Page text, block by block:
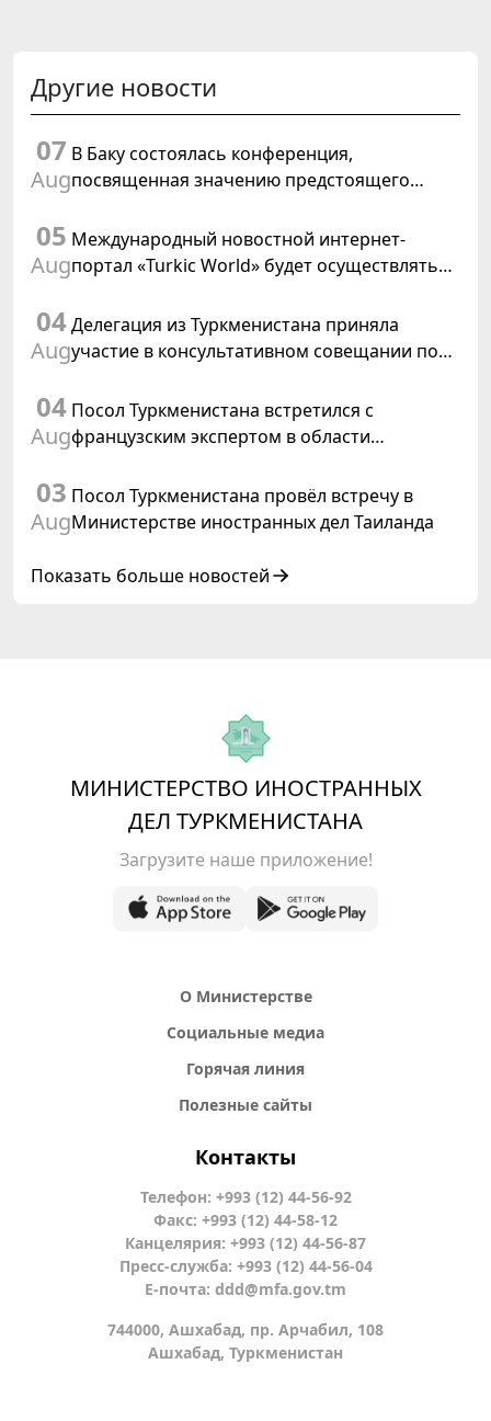
Другие новости
07
Aug
В Баку состоялась конференция,
посвященная значению предстоящего
резолюции ООН «Год международного
права, 2028»
05
Aug
Международный новостной интернет-
портал «Turkic World» будет осуществлять
заседания Халк Маслахаты Туркменистана
04
Aug
Делегация из Туркменистана приняла
участие в консультативном совещании по
04
Aug
Посол Туркменистана встретился с
французским экспертом в области
03
Aug
Посол Туркменистана провёл встречу в
Министерстве иностранных дел Таиланда
Показать больше новостей
МИНИСТЕРСТВО ИНОСТРАННЫХ
ДЕЛ ТУРКМЕНИСТАНА
Загрузите наше приложение!
О Министерстве
Социальные медиа
Горячая линия
Полезные сайты
Контакты
Телефон: +993 (12) 44-56-92
Факс: +993 (12) 44-58-12
Канцелярия: +993 (12) 44-56-87
Пресс-служба: +993 (12) 44-56-04
Е-почта: ddd@mfa.gov.tm
744000, Ашхабад, пр. Арчабил, 108
Ашхабад, Туркменистан